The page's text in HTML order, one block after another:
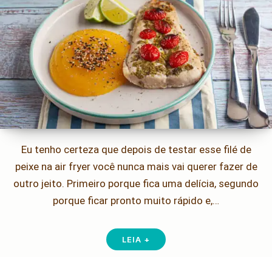
Eu tenho certeza que depois de testar esse filé de
peixe na air fryer você nunca mais vai querer fazer de
outro jeito. Primeiro porque fica uma delícia, segundo
porque ficar pronto muito rápido e,…
LEIA +